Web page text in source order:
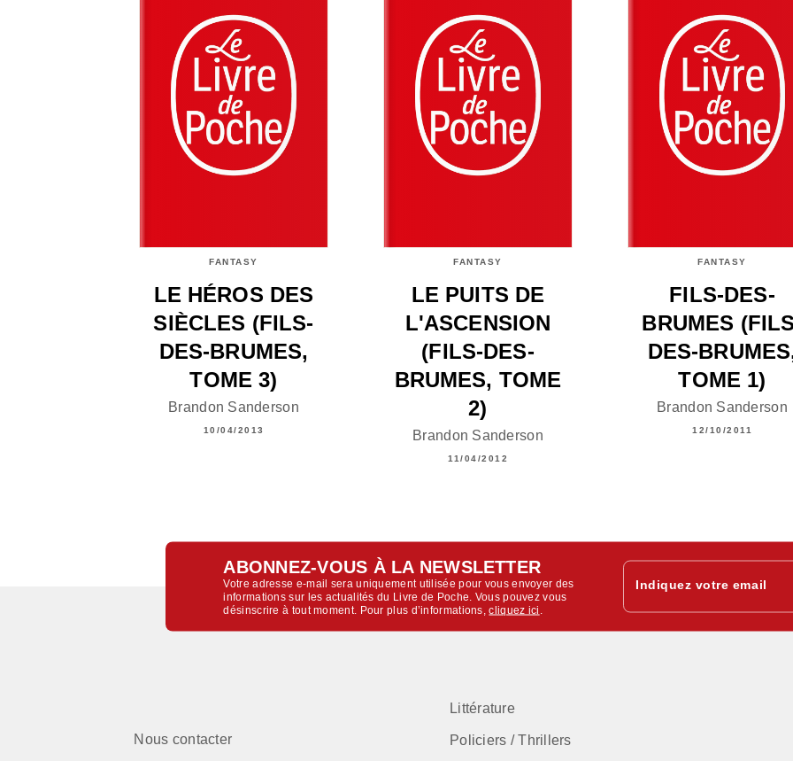
FANTASY
LE HÉROS DES
SIÈCLES (FILS-
DES-BRUMES,
TOME 3)
Brandon Sanderson
10/04/2013
FANTASY
LE PUITS DE
L'ASCENSION
(FILS-DES-
BRUMES, TOME
2)
Brandon Sanderson
11/04/2012
FANTASY
FILS-DES-
BRUMES
DES-
TOME 1)
Brandon Sanderson
12/10/2011
ABONNEZ-VOUS À LA NEWSLETTER
Votre adresse e-mail sera uniquement utilisée pour vous envoyer des
informations sur les actualités du Livre de Poche. Vous pouvez vous
désinscrire à tout moment. Pour plus d’informations,cliquez ici
Indiquez votre email
Nous contacter
Littérature
Policiers / Thrillers